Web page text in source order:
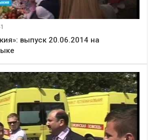
выпуск 20.06.2014 на